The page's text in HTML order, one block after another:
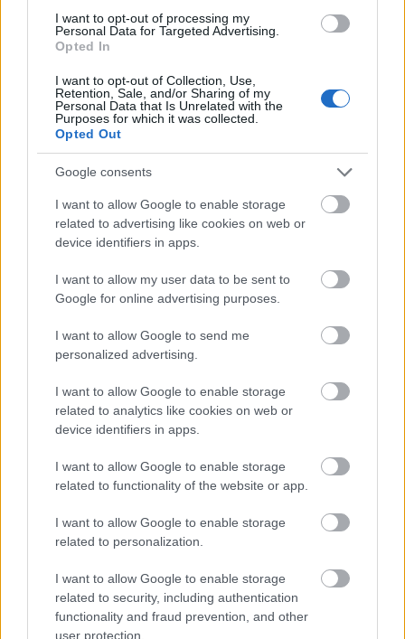
I want to opt-out of processing my
Personal Data for Targeted Advertising.
Opted In
I want to opt-out of Collection, Use,
Retention, Sale, and/or Sharing of my
Personal Data that Is Unrelated with the
Purposes for which it was collected.
Opted Out
Google consents
I want to allow Google to enable storage
related to advertising like cookies on web or
device identifiers in apps.
I want to allow my user data to be sent to
Google for online advertising purposes.
I want to allow Google to send me
personalized advertising.
I want to allow Google to enable storage
related to analytics like cookies on web or
device identifiers in apps.
I want to allow Google to enable storage
related to functionality of the website or app.
I want to allow Google to enable storage
related to personalization.
I want to allow Google to enable storage
related to security, including authentication
functionality and fraud prevention, and other
user protection.
További cikkeink
ÉLETMÓD
Őszintén elárulom, melyik balkáni
országba utaznék vissza bármikor és
A tökéletes reggeli rutin, hogy már
napindításkor csökkentsd a
kortizolszintet
ÉLETMÓD
Kevesen gondolnák erről a tünetről, hogy
a menopauza jele, pedig teljesen